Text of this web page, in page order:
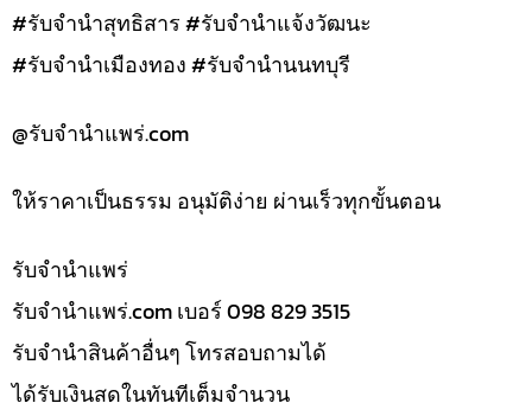
#รับจำนำสุทธิสาร #รับจำนำแจ้งวัฒนะ
#รับจำนำเมืองทอง #รับจำนำนนทบุรี
@รับจํานําแพร่.com
ให้ราคาเป็นธรรม อนุมัติง่าย ผ่านเร็วทุกขั้นตอน
รับจํานำแพร่
รับจํานําแพร่.com เบอร์ 098 829 3515
รับจำนำสินค้าอื่นๆ โทรสอบถามได้
ได้รับเงินสดในทันทีเต็มจำนวน